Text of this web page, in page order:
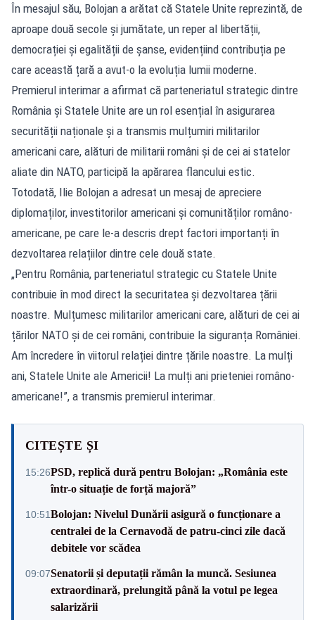
În mesajul său, Bolojan a arătat că Statele Unite reprezintă, de
aproape două secole și jumătate, un reper al libertății,
democrației și egalității de șanse, evidențiind contribuția pe
care această țară a avut-o la evoluția lumii moderne.
Premierul interimar a afirmat că parteneriatul strategic dintre
România și Statele Unite are un rol esențial în asigurarea
securității naționale și a transmis mulțumiri militarilor
americani care, alături de militarii români și de cei ai statelor
aliate din NATO, participă la apărarea flancului estic.
Totodată, Ilie Bolojan a adresat un mesaj de apreciere
diplomaților, investitorilor americani și comunităților româno-
americane, pe care le-a descris drept factori importanți în
dezvoltarea relațiilor dintre cele două state.
„Pentru România, parteneriatul strategic cu Statele Unite
contribuie în mod direct la securitatea și dezvoltarea țării
noastre. Mulțumesc militarilor americani care, alături de cei ai
țărilor NATO și de cei români, contribuie la siguranța României.
Am încredere în viitorul relației dintre țările noastre. La mulți
ani, Statele Unite ale Americii! La mulți ani prieteniei româno-
americane!”, a transmis premierul interimar.
CITEȘTE ȘI
15:26PSD, replică dură pentru Bolojan: „România este
într-o situație de forță majoră”
10:51Bolojan: Nivelul Dunării asigură o funcționare a
centralei de la Cernavodă de patru-cinci zile dacă
debitele vor scădea
09:07Senatorii și deputații rămân la muncă. Sesiunea
extraordinară, prelungită până la votul pe legea
salarizării